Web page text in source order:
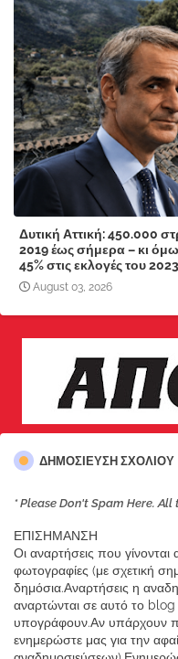
Δυτική Αττική: 450.000
2019 έως σήμερα – κι
45% στις εκλογές του
August 03, 2026
ΔΗΜΟΣΊΕΥΣΗ ΣΧΟΛΊΟΥ
* Please Don't Spam Here.
ΕΠΙΣΗΜΑΝΣΗ
Οι αναρτήσεις που γίνονται
φωτογραφίες (με σχετική
δημόσια.Αναρτήσεις η
αναρτώνται σε αυτό το
υπογράφουν.Αν υπάρχουν
ενημερώστε μας για την